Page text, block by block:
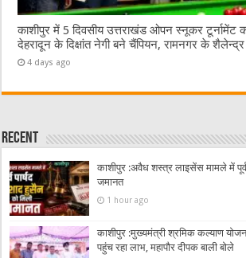
काशीपुर में 5 दिवसीय उत्तराखंड ओपन स्नूकर टूर्नामेंट
देहरादून के दिक्षांत नेगी बने चैंपियन, रामनगर के
4 days ago
Recent
काशीपुर :अवैध शस्त्र लाइसेंस मामले में पूर्व
जमानत
1 hour ago
काशीपुर :मुख्यमंत्री श्रमिक कल्याण
पहुंच रहा लाभ, महापौर दीपक बाली बोले